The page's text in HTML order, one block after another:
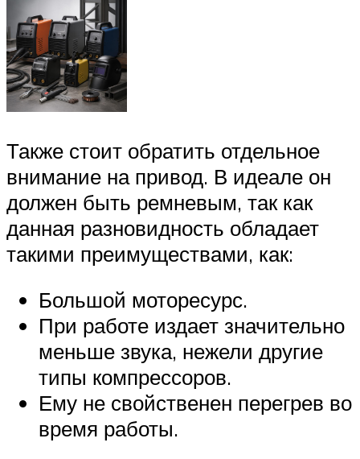
Также стоит обратить отдельное
внимание на привод. В идеале он
должен быть ремневым, так как
данная разновидность обладает
такими преимуществами, как:
Большой моторесурс.
При работе издает значительно
меньше звука, нежели другие
типы компрессоров.
Ему не свойственен перегрев во
время работы.